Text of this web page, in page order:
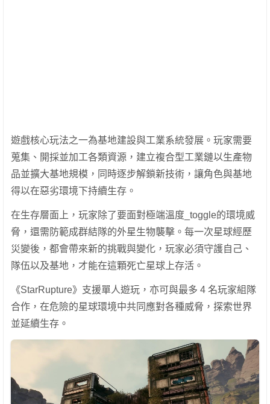
遊戲核心玩法之一為基地建設與工業系統發展。玩家需要
蒐集、開採並加工各類資源，建立複合型工業鏈以生產物
品並擴大基地規模，同時逐步解鎖新技術，讓角色與基地
得以在惡劣環境下持續生存。
在生存層面上，玩家除了要面對極端溫度_toggle的環境威
脅，還需防範成群結隊的外星生物襲擊。每一次星球經歷
災變後，都會帶來新的挑戰與變化，玩家必須守護自己、
隊伍以及基地，才能在這顆死亡星球上存活。
《StarRupture》支援單人遊玩，亦可與最多 4 名玩家組隊
合作，在危險的星球環境中共同應對各種威脅，探索世界
並延續生存。